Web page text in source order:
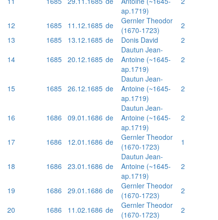
ap.1719)
12 1685 11.12.1685 de
Gernler Theodor
(1670-1723)
2
13
1685 13.12.1685 de Donis David
2
14
1685 20.12.1685 de
Dautun Jean-
Antoine (~1645-
ap.1719)
2
15 1685 26.12.1685 de
Dautun Jean-
Antoine (~1645-
ap.1719)
2
16 1686 09.01.1686 de
Dautun Jean-
Antoine (~1645-
ap.1719)
2
17 1686 12.01.1686 de
Gernler Theodor
(1670-1723)
1
18 1686 23.01.1686 de
Dautun Jean-
Antoine (~1645-
ap.1719)
2
19 1686 29.01.1686 de
Gernler Theodor
(1670-1723)
2
20
1686 11.02.1686 de
Gernler Theodor
(1670-1723)
2